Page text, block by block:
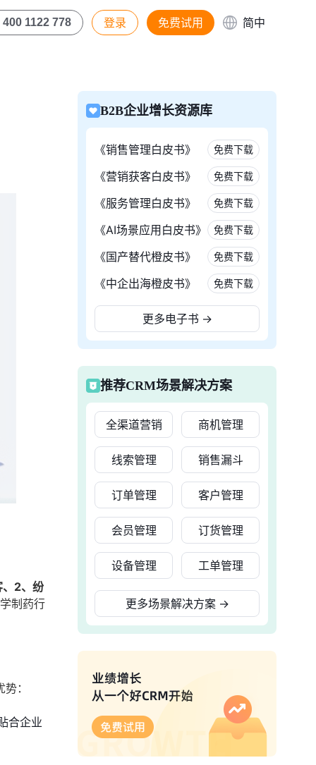
400 1122 778 登录 免费试用 简中
、2、纷
制药行
：
合企业
B2B企业增长资源库
《销售管理白皮书》 免费下载
《营销获客白皮书》 免费下载
《服务管理白皮书》 免费下载
《AI场景应用白皮书》 免费下载
《国产替代橙皮书》 免费下载
《中企出海橙皮书》 免费下载
更多电子书 →
推荐CRM场景解决方案
全渠道营销 商机管理
线索管理 销售漏斗
订单管理 客户管理
会员管理 订货管理
设备管理 工单管理
更多场景解决方案 →